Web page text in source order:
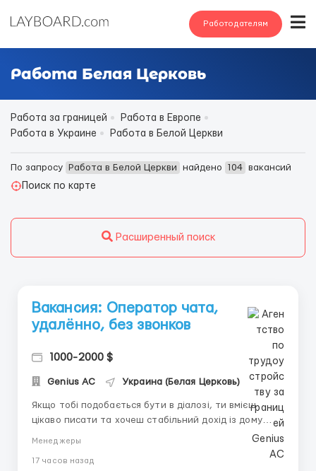
Работодателям
Работа Белая Церковь
Работа за границей
Работа в Европе
Работа в Украине
Работа в Белой Церкви
По запросу Работа в Белой Церкви найдено 104 вакансий
Поиск по карте
Расширенный поиск
Вакансия: Оператор чата,
удалённо, без звонков
1000-2000 $
Genius AС Украина (Белая Церковь)
Якщо тобі подобається бути в діалозі, ти вмієш
цікаво писати та хочеш стабільний дохід із дому
спробуй себе в нашій команді. Шукаємо людей, які
можуть залучати та утримувати увагу в текстовому
спілкуванні. Про роботу: Ти будеш вести чати з
Менеджеры
17 часов назад